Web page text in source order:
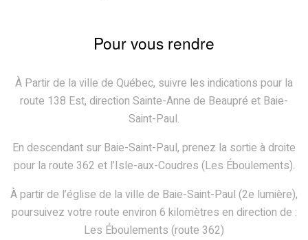
Pour vous rendre
À Partir de la ville de Québec, suivre les indications pour la
route 138 Est, direction Sainte-Anne de Beaupré et Baie-
Saint-Paul.
En descendant sur Baie-Saint-Paul, prenez la sortie à droite
pour la route 362 et l’Isle-aux-Coudres (Les Éboulements).
À partir de l’église de la ville de Baie-Saint-Paul (2e lumière),
poursuivez votre route environ 6 kilomètres en direction de :
Les Éboulements (route 362)